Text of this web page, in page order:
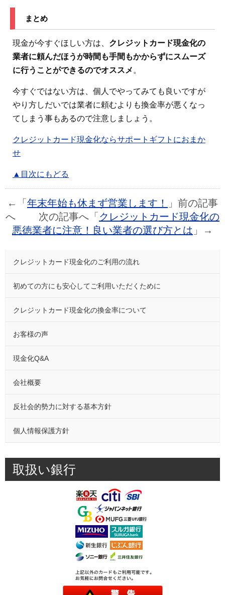
まとめ
現金が今すぐほしい方は、 クレジットカード現金化の
業者に頼んだほうが時間も手間もかからずにスムーズ
に行うことができるのでオススメ 。
今すぐではない方は、個人でやってみても良いですが
やり方しだいでは業者に頼むよりも換金率が悪くなっ
てしまう事もあるので注意しましょう。
クレジットカード現金化ならサポートギフトにおまか
せ
▲目次にもどる
←「年末年始も休まず営業します！
」前の記事
へ 次の記事へ「クレジットカード現金化の
悪徳業者に注意！良い業者の選び方とは 」→
クレジットカード現金化のご利用の流れ
初めての方にも安心してご利用いただくために
クレジットカード現金化の換金率について
お客様の声
現金化Q&A
会社概要
反社会的勢力に対する基本方針
個人情報保護方針
取扱い銀行